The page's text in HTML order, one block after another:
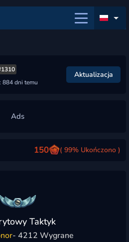
884 dni temu
Aktualizacja
150 ( 99% Ukończono )
Taktyk
- 4212 Wygrane